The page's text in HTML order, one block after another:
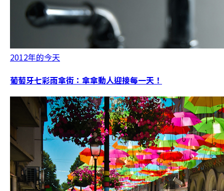
2012年的今天
葡萄牙七彩雨傘街：傘傘動人迎接每一天！